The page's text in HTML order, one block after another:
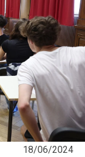
18/06/2024